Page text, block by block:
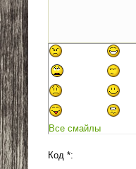
Все смайлы
Код *: